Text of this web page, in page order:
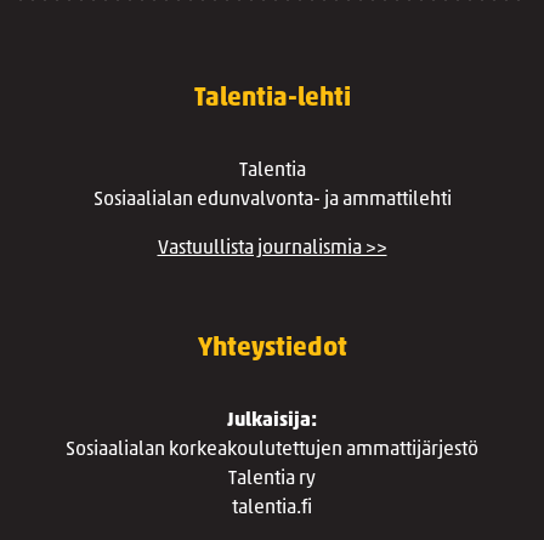
Talentia-lehti
Talentia
Sosiaalialan edunvalvonta- ja ammattilehti
Vastuullista journalismia >>
Yhteystiedot
Julkaisija:
Sosiaalialan korkeakoulutettujen ammattijärjestö
Talentia ry
talentia.fi